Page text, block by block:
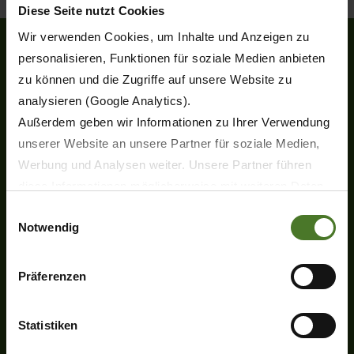
Diese Seite nutzt Cookies
Wir verwenden Cookies, um Inhalte und Anzeigen zu
personalisieren, Funktionen für soziale Medien anbieten
zu können und die Zugriffe auf unsere Website zu
analysieren (Google Analytics).
Außerdem geben wir Informationen zu Ihrer Verwendung
unserer Website an unsere Partner für soziale Medien,
Werbung und Analysen weiter. Unsere Partner führen
sie im Rahmen Ihrer Nutzung der Dienste gesammelt
Wir setzen im Rahmen des Trackings auch Dienstleister
in Drittländern außerhalb der EU mit abweichenden
Datenschutzbestimmungen ein, wodurch das Risiko von
behördlichen Zugriffen bzw. von Kontrollverlust bzgl.
Notwendig
Präferenzen
Statistiken
Heinrich-Krone-Straße 10
D-48480 Spelle
Tel.+49 (0) 5977-9350
Fax +49 (0) 5977-935-339
info.ldm@krone.de